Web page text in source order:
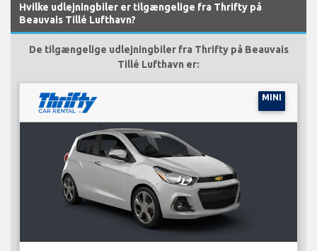
Hvilke udlejningbiler er tilgængelige fra Thrifty på
Beauvais Tillé Lufthavn?
De tilgængelige udlejningbiler fra Thrifty på Beauvais
Tillé Lufthavn er:
MINI